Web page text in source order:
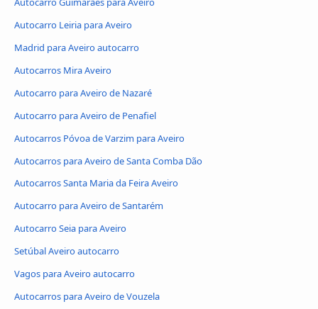
Autocarro Leiria para Aveiro
Madrid para Aveiro autocarro
Autocarros Mira Aveiro
Autocarro para Aveiro de Nazaré
Autocarro para Aveiro de Penafiel
Autocarros Póvoa de Varzim para Aveiro
Autocarros para Aveiro de Santa Comba Dão
Autocarros Santa Maria da Feira Aveiro
Autocarro para Aveiro de Santarém
Autocarro Seia para Aveiro
Setúbal Aveiro autocarro
Vagos para Aveiro autocarro
Autocarros para Aveiro de Vouzela